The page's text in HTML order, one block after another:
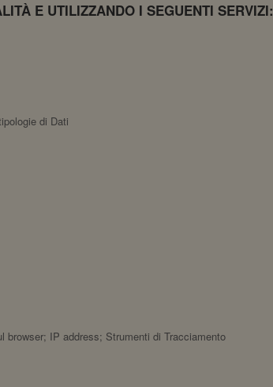
E UTILIZZANDO I SEGUENTI SERVIZI:
di Dati
browser; IP address; Strumenti di Tracciamento